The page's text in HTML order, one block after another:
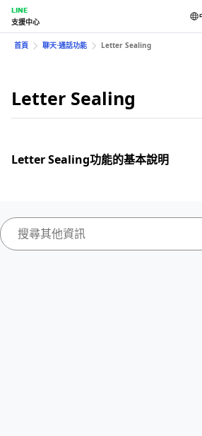
LINE
支援中心
首頁 聊天⋅通話功能 Letter Sealing
Letter Sealing
Letter Sealing功能的基本說明